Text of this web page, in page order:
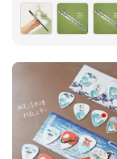
price